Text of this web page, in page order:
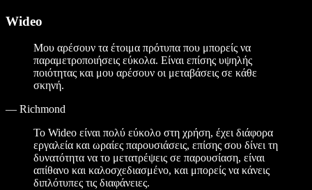
Wideo
Μου αρέσουν τα έτοιμα πρότυπα που μπορείς να
παραμετροποιήσεις εύκολα. Είναι επίσης υψηλής
ποιότητας και μου αρέσουν οι μεταβάσεις σε κάθε
σκηνή.
— Richmond
Το Wideo είναι πολύ εύκολο στη χρήση, έχει διάφορα
εργαλεία και ωραίες παρουσιάσεις, επίσης σου δίνει τη
δυνατότητα να το μετατρέψεις σε παρουσίαση, είναι
απίθανο και καλοσχεδιασμένο, και μπορείς να κάνεις
διπλότυπες τις διαφάνειες.